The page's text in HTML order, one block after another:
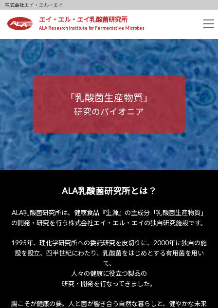
株式会社エイ・エル・エイ
エイ・エル・エイ乳酸菌研究所
ALA Research Institute for Fermentative Microbes
「乳酸菌生産物質」
研究のパイオニア
ALA乳酸菌研究所とは？
ALA乳酸菌研究所は、健康食品『生源』の主成分「乳酸菌生産物質」
の開発・研究を行う株式会社エイ・エル・エイの独自研究施設です。
1995年、理化学研究所への委託研究を皮切りに、 2000年に独自の施
設を設立、 四半世紀にわたり、乳酸菌をはじめとする有用菌を用い
て、
人々の健康に役立つ製品の
研究・開発を行なってきました。
腸こそが健康の要。
人と菌が響き合う自然な暮らしと、健やかな未来